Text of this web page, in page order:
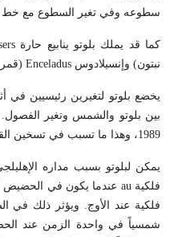
سطوعه وفي تغير السطوع مع
نبتون) وإنسيلادوس Enceladus (قمر زحل).
يخضع بلوتو لتغيرين رئيسيين في
بين بلوتو والشمس وتغير
1989، وهذا ما تسبب في تسخين القسم الأكبر من سطحه.
فلكية عند الأوج. ويؤثر ذلك في
شمسياً في واحدة الزمن عند